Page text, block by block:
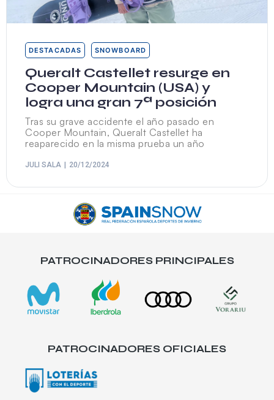
DESTACADAS SNOWBOARD
Queralt Castellet resurge en
Cooper Mountain (USA) y
logra una gran 7ª posición
Tras su grave accidente el año pasado en
Cooper Mountain, Queralt Castellet ha
reaparecido en la misma prueba un año
JULI SALA 20/12/2024
PATROCINADORES PRINCIPALES
PATROCINADORES OFICIALES